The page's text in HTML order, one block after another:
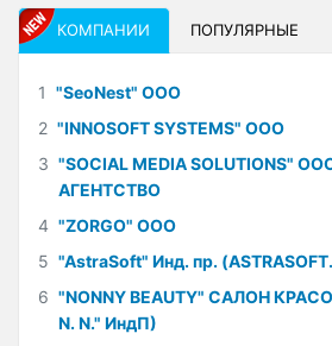
КОМПАНИИ ПОПУЛЯРНЫЕ
1 "SeoNest" ООО
2 "INNOSOFT SYSTEMS" ООО
3 "SOCIAL MEDIA SOLUTIONS"
АГЕНТСТВО
4 "ZORGO" ООО
5 "AstraSoft" Инд. пр.
6 "NONNY BEAUTY" САЛОН
N. N." ИндП)